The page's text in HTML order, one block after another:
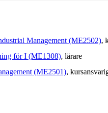
Management (ME2502),
för I (ME1308), lärare
(ME2501),